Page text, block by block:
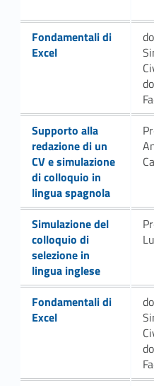
Link identifier #identifier__167839-12
Fondamentali di
Excel
Link identifier #identifier__27010-15
Supporto alla
redazione di un
CV e simulazione
di colloquio in
lingua spagnola
Link identifier #identifier__187215-18
Simulazione del
colloquio di
selezione in
lingua inglese
Link identifier #identifier__194388-21
Fondamentali di
Excel